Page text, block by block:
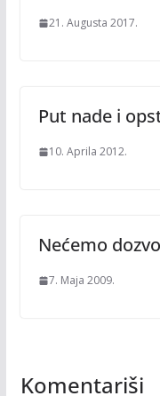
21. Augusta 2017.
Put nade i
10. Aprila 2012.
Nećemo
7. Maja 2009.
Komentariši